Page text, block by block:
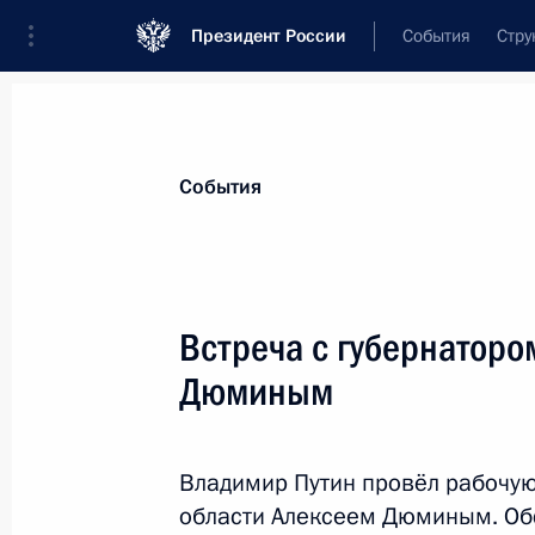
Президент России События
приняты в члены жилищно-
13 декабря 2024 года, 15:10
События
Встреча с
Дюминым
Владимир Путин провёл
области Алексеем Дюминым.